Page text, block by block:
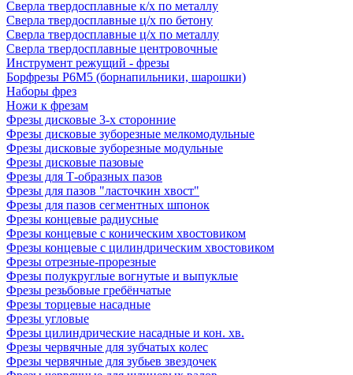
Сверла твердосплавные к/х по металлу
Сверла твердосплавные ц/х по бетону
Сверла твердосплавные ц/х по металлу
Сверла твердосплавные центровочные
Инструмент режущий - фрезы
Борфрезы Р6М5 (борнапильники, шарошки)
Наборы фрез
Ножи к фрезам
Фрезы дисковые 3-х сторонние
Фрезы дисковые зуборезные мелкомодульные
Фрезы дисковые зуборезные модульные
Фрезы дисковые пазовые
Фрезы для Т-образных пазов
Фрезы для пазов "ласточкин хвост"
Фрезы для пазов сегментных шпонок
Фрезы концевые радиусные
Фрезы концевые с коническим хвостовиком
Фрезы концевые с цилиндрическим хвостовиком
Фрезы отрезные-прорезные
Фрезы полукруглые вогнутые и выпуклые
Фрезы резьбовые гребёнчатые
Фрезы торцевые насадные
Фрезы угловые
Фрезы цилиндрические насадные и кон. хв.
Фрезы червячные для зубчатых колес
Фрезы червячные для зубьев звездочек